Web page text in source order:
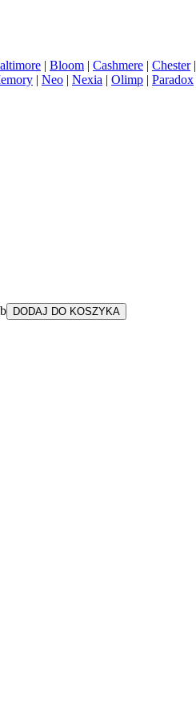
| Bloom | Cashmere | Chester|
| Neo | Nexia | Olimp | Paradox
DODAJ DO KOSZYKA